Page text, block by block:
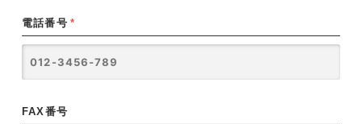
電話番号 *
FAX番号